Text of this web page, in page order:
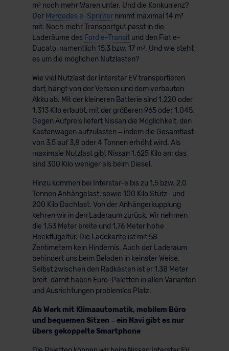
m³ noch mehr Waren unter. Und die Konkurrenz?
Der Mercedes e-Sprinternimmt maximal 14 m³
mit. Noch mehr Transportgut passt in die
Laderäume des Ford e-Transitund den Fiat e-
Ducato, namentlich 15,3 bzw. 17 m³. Und wie steht
es um die möglichen Nutzlasten?
Wie viel Nutzlast der Interstar EV transportieren
darf, hängt von der Version und dem verbauten
Akku ab. Mit der kleineren Batterie sind 1.220 oder
1.313 Kilo erlaubt, mit der größeren 965 oder 1.045.
Gegen Aufpreis liefert Nissan die Möglichkeit, den
Kastenwagen aufzulasten – indem die Gesamtlast
von 3,5 auf 3,8 oder 4 Tonnen erhöht wird. Als
maximale Nutzlast gibt Nissan 1.625 Kilo an; das
sind 300 Kilo weniger als beim Diesel.
Hinzu kommen bei Interstar-e bis zu 1,5 bzw. 2,0
Tonnen Anhängelast; sowie 100 Kilo Stütz- und
200 Kilo Dachlast. Von der Anhängerkupplung
kehren wir in den Laderaum zurück. Wir nehmen
die 1,53 Meter breite und 1,76 Meter hohe
Heckflügeltür. Die Ladekante ist mit 58
Zentimetern kein Hindernis. Auch der Laderaum
behindert uns beim Beladen in keinster Weise.
Selbst zwischen den Radkästen ist er 1,38 Meter
breit: damit haben Euro-Paletten in allen Varianten
und Ausrichtungen problemlos Platz.
Ab Werk mit Klimaautomatik, mobilem Büro
und bequemen Sitzen – ein Navi gibt es nur
übers gekoppelte Smartphone